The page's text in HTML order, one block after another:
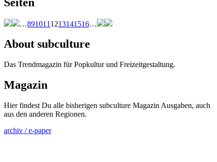
…891011 1213141516…
About subculture
Das Trendmagazin für Popkultur und Freizeitgestaltung.
Magazin
Hier findest Du alle bisherigen subculture Magazin Ausgaben, auch
aus den anderen Regionen.
archiv / e-paper